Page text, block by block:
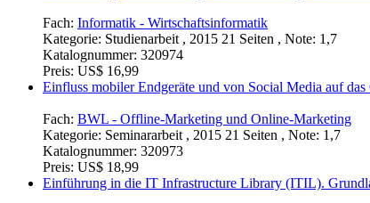
Fach: Informatik - Wirtschaftsinformatik
Kategorie: Studienarbeit , 2015 21 Seiten , Note: 1,7
Katalognummer: 320974
Preis: US$ 16,99
Einfluss mobiler Endgeräte und von Social Media auf
Fach: BWL - Offline-Marketing und Online-Marketing
Kategorie: Seminararbeit , 2015 21 Seiten , Note: 1,7
Katalognummer: 320973
Preis: US$ 18,99
Einführung in die IT Infrastructure Library (ITIL).